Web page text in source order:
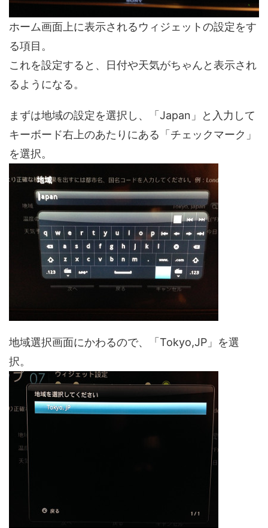
ホーム画面上に表示されるウィジェットの設定をす
る項目。
これを設定すると、日付や天気がちゃんと表示され
るようになる。
まずは地域の設定を選択し、「Japan」と入力して
キーボード右上のあたりにある「チェックマーク」
を選択。
地域選択画面にかわるので、「Tokyo,JP」を選
択。